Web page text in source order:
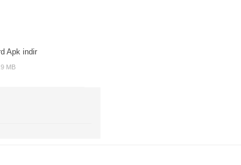
Apk indir
MB